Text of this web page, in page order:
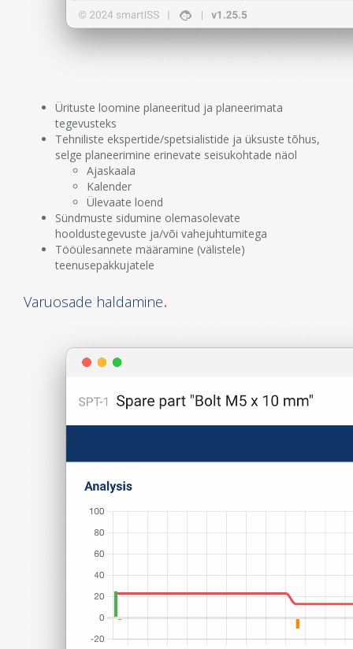
Ürituste loomine planeeritud ja planeerimata
tegevusteks
Tehniliste ekspertide/spetsialistide ja üksuste tõhus,
selge planeerimine erinevate seisukohtade näol
Ajaskaala
Kalender
Ülevaate loend
Sündmuste sidumine olemasolevate
hooldustegevuste ja/või vahejuhtumitega
Tööülesannete määramine (välistele)
teenusepakkujatele
Varuosade haldamine